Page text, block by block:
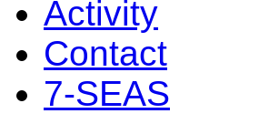
Activity
Contact
7-SEAS